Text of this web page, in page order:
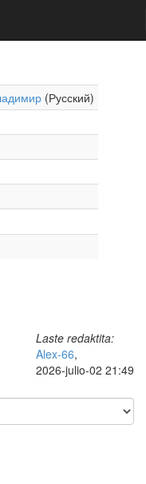
(Русский)
Laste redaktita:
Alex-66,
2026-julio-02 21:49